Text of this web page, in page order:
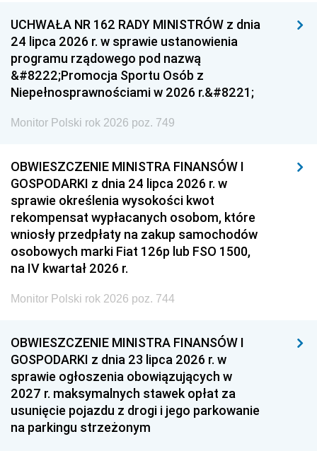
UCHWAŁA NR 162 RADY MINISTRÓW z dnia
24 lipca 2026 r. w sprawie ustanowienia
programu rządowego pod nazwą
&#8222;Promocja Sportu Osób z
Niepełnosprawnościami w 2026 r.&#8221;
Monitor Polski rok 2026 poz. 749
OBWIESZCZENIE MINISTRA FINANSÓW I
GOSPODARKI z dnia 24 lipca 2026 r. w
sprawie określenia wysokości kwot
rekompensat wypłacanych osobom, które
wniosły przedpłaty na zakup samochodów
osobowych marki Fiat 126p lub FSO 1500,
na IV kwartał 2026 r.
Monitor Polski rok 2026 poz. 744
OBWIESZCZENIE MINISTRA FINANSÓW I
GOSPODARKI z dnia 23 lipca 2026 r. w
sprawie ogłoszenia obowiązujących w
2027 r. maksymalnych stawek opłat za
usunięcie pojazdu z drogi i jego parkowanie
na parkingu strzeżonym